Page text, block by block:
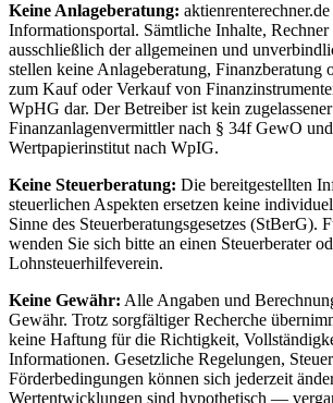
Keine Anlageberatung:
Informationsportal. Sämtliche Inhalte,
ausschließlich der allgemeinen und
stellen keine Anlageberatung, Finanzberatung
zum Kauf oder Verkauf von
WpHG dar. Der Betreiber ist kein zugelassener
Finanzanlagenvermittler nach § 34f GewO
Wertpapierinstitut nach WpIG.
Keine Steuerberatung: Die bereitgestellten
steuerlichen Aspekten ersetzen keine
Sinne des Steuerberatungsgesetzes (StBerG).
wenden Sie sich bitte an einen Steuerberater
Lohnsteuerhilfeverein.
Keine Gewähr: Alle Angaben und
Gewähr. Trotz sorgfältiger Recherche
keine Haftung für die Richtigkeit,
Informationen. Gesetzliche Regelungen,
Förderbedingungen können sich jederzeit
Wertentwicklungen sind hypothetisch —